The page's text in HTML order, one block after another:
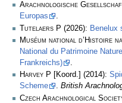
Arachnologische
Europas
.
Tutelaers P (2026): Benelux
Muséum national d’Histoire
National du Patrimoine
Frankreichs)
.
Harvey P [Koord.] (2014):
Scheme
. British
Czech Arachnological